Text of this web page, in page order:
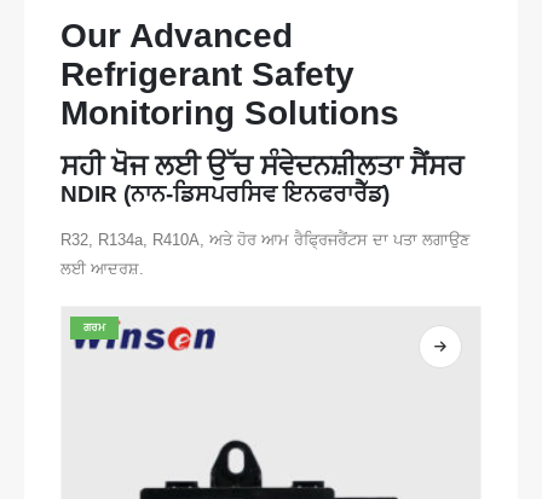
Our Advanced
Refrigerant Safety
Monitoring Solutions
ਸਹੀ ਖੋਜ ਲਈ ਉੱਚ ਸੰਵੇਦਨਸ਼ੀਲਤਾ ਸੈਂਸਰ
NDIR (ਨਾਨ-ਡਿਸਪਰਸਿਵ ਇਨਫਰਾਰੈੱਡ)
R32, R134a, R410A, ਅਤੇ ਹੋਰ ਆਮ ਰੈਫ੍ਰਿਜਰੈਂਟਸ ਦਾ ਪਤਾ ਲਗਾਉਣ
ਲਈ ਆਦਰਸ਼.
ਗਰਮ